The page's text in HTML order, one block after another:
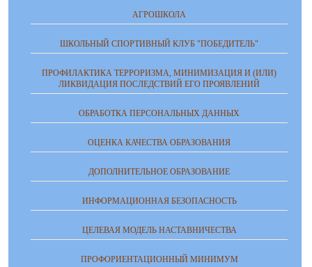
АГРОШКОЛА
ШКОЛЬНЫЙ СПОРТИВНЫЙ КЛУБ "ПОБЕДИТЕЛЬ"
ПРОФИЛАКТИКА ТЕРРОРИЗМА, МИНИМИЗАЦИЯ И (ИЛИ)
ЛИКВИДАЦИЯ ПОСЛЕДСТВИЙ ЕГО ПРОЯВЛЕНИЙ
ОБРАБОТКА ПЕРСОНАЛЬНЫХ ДАННЫХ
ОЦЕНКА КАЧЕСТВА ОБРАЗОВАНИЯ
ДОПОЛНИТЕЛЬНОЕ ОБРАЗОВАНИЕ
ИНФОРМАЦИОННАЯ БЕЗОПАСНОСТЬ
ЦЕЛЕВАЯ МОДЕЛЬ НАСТАВНИЧЕСТВА
ПРОФОРИЕНТАЦИОННЫЙ МИНИМУМ